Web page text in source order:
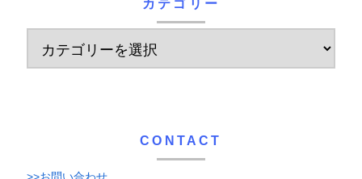
カテゴリー
CONTACT